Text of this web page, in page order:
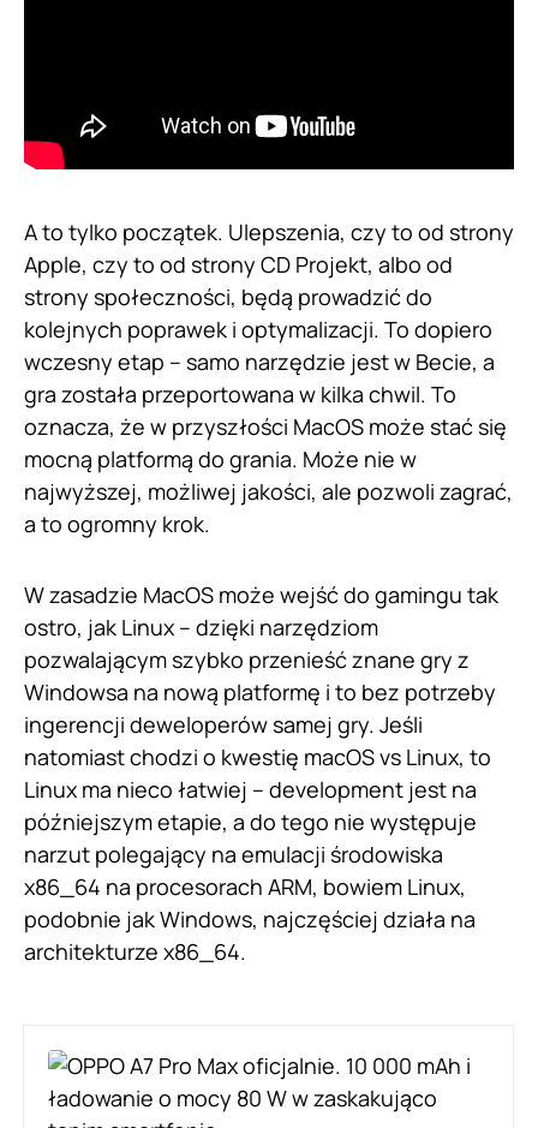
A to tylko początek. Ulepszenia, czy to od strony
Apple, czy to od strony CD Projekt, albo od
strony społeczności, będą prowadzić do
kolejnych poprawek i optymalizacji. To dopiero
wczesny etap – samo narzędzie jest w Becie, a
gra została przeportowana w kilka chwil. To
oznacza, że w przyszłości MacOS może stać się
mocną platformą do grania. Może nie w
najwyższej, możliwej jakości, ale pozwoli zagrać,
a to ogromny krok.
W zasadzie MacOS może wejść do gamingu tak
ostro, jak Linux – dzięki narzędziom
pozwalającym szybko przenieść znane gry z
Windowsa na nową platformę i to bez potrzeby
ingerencji deweloperów samej gry. Jeśli
natomiast chodzi o kwestię macOS vs Linux, to
Linux ma nieco łatwiej – development jest na
późniejszym etapie, a do tego nie występuje
narzut polegający na emulacji środowiska
x86_64 na procesorach ARM, bowiem Linux,
podobnie jak Windows, najczęściej działa na
architekturze x86_64.